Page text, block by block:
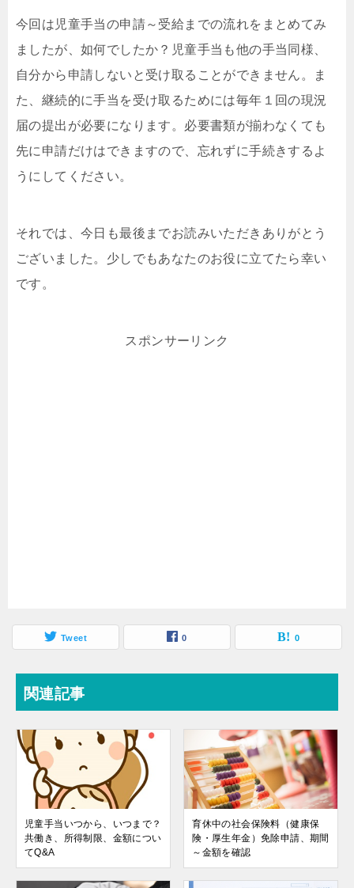
今回は児童手当の申請～受給までの流れをまとめてみ
ましたが、如何でしたか？児童手当も他の手当同様、
自分から申請しないと受け取ることができません。ま
た、継続的に手当を受け取るためには毎年１回の現況
届の提出が必要になります。必要書類が揃わなくても
先に申請だけはできますので、忘れずに手続きするよ
うにしてください。
それでは、今日も最後までお読みいただきありがとう
ございました。少しでもあなたのお役に立てたら幸い
です。
スポンサーリンク
Tweet 0 0
関連記事
児童手当いつから、いつまで？
共働き、所得制限、金額につい
てQ&A
育休中の社会保険料（健康保
険・厚生年金）免除申請、期間
～金額を確認